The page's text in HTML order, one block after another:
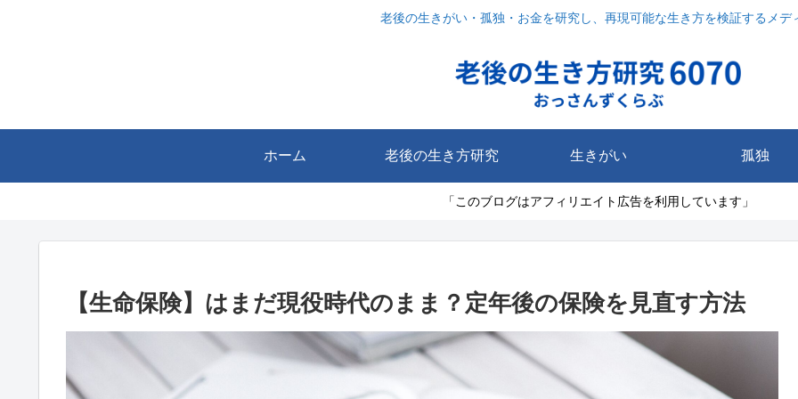
老後の生きがい・孤独・お金を研究し、再現可能な生き方を検証するメデ
ホーム 老後の生き方研究 生きがい 孤独
「このブログはアフィリエイト広告を利用しています」
【生命保険】はまだ現役時代のまま？定年後の保険を見直す方法